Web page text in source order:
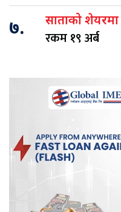
७. साताको शेयरमा
रकम १९ अर्ब